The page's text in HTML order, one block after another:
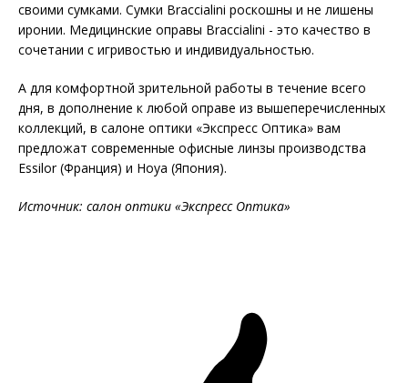
своими сумками. Сумки Braccialini роскошны и не лишены
иронии. Медицинские оправы Braccialini - это качество в
сочетании с игривостью и индивидуальностью.
А для комфортной зрительной работы в течение всего
дня, в дополнение к любой оправе из вышеперечисленных
коллекций, в салоне оптики «Экспресс Оптика» вам
предложат современные офисные линзы производства
Essilor (Франция) и Hoya (Япония).
Источник: салон оптики «Экспресс Оптика»